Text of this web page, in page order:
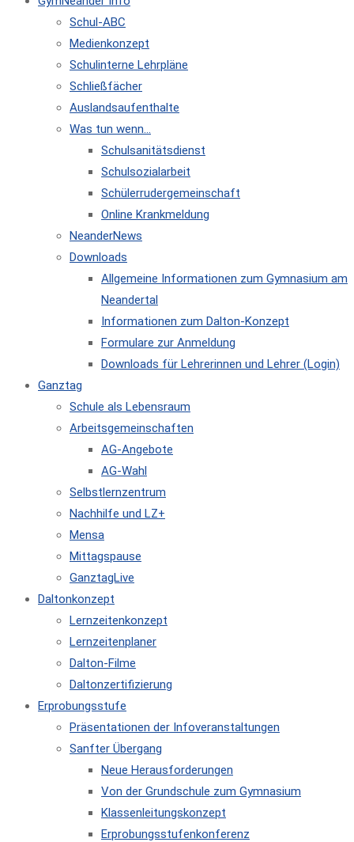
Schul-ABC
Medienkonzept
Schulinterne Lehrpläne
Schließfächer
Auslandsaufenthalte
Was tun wenn…
Schulsanitätsdienst
Schulsozialarbeit
Schülerrudergemeinschaft
Online Krankmeldung
NeanderNews
Downloads
Allgemeine Informationen zum Gymnasium am
Neandertal
Informationen zum Dalton-Konzept
Formulare zur Anmeldung
Downloads für Lehrerinnen und Lehrer (Login)
Ganztag
Schule als Lebensraum
Arbeitsgemeinschaften
AG-Angebote
AG-Wahl
Selbstlernzentrum
Nachhilfe und LZ+
Mensa
Mittagspause
GanztagLive
Daltonkonzept
Lernzeitenkonzept
Lernzeitenplaner
Dalton-Filme
Daltonzertifizierung
Erprobungsstufe
Präsentationen der Infoveranstaltungen
Sanfter Übergang
Neue Herausforderungen
Von der Grundschule zum Gymnasium
Klassenleitungskonzept
Erprobungsstufenkonferenz